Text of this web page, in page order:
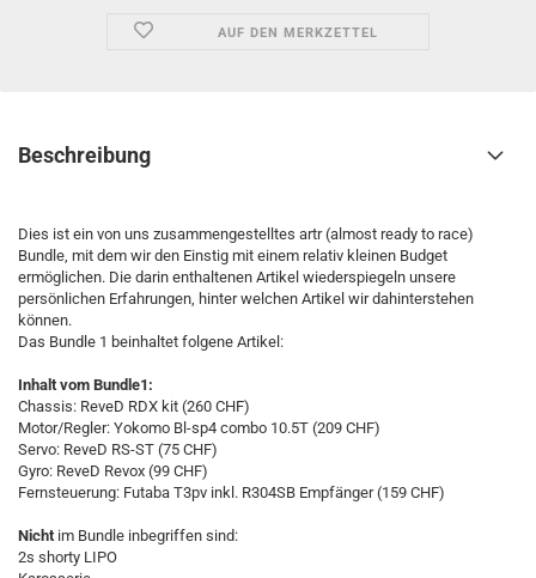
AUF DEN MERKZETTEL
Beschreibung
Dies ist ein von uns zusammengestelltes artr (almost ready to race)
Bundle, mit dem wir den Einstig mit einem relativ kleinen Budget
ermöglichen. Die darin enthaltenen Artikel wiederspiegeln unsere
persönlichen Erfahrungen, hinter welchen Artikel wir dahinterstehen
können.
Das Bundle 1 beinhaltet folgene Artikel:
Inhalt vom Bundle1:
Chassis: ReveD RDX kit (260 CHF)
Motor/Regler: Yokomo Bl-sp4 combo 10.5T (209 CHF)
Servo: ReveD RS-ST (75 CHF)
Gyro: ReveD Revox (99 CHF)
Fernsteuerung: Futaba T3pv inkl. R304SB Empfänger (159 CHF)
Nichtim Bundle inbegriffen sind:
2s shorty LIPO